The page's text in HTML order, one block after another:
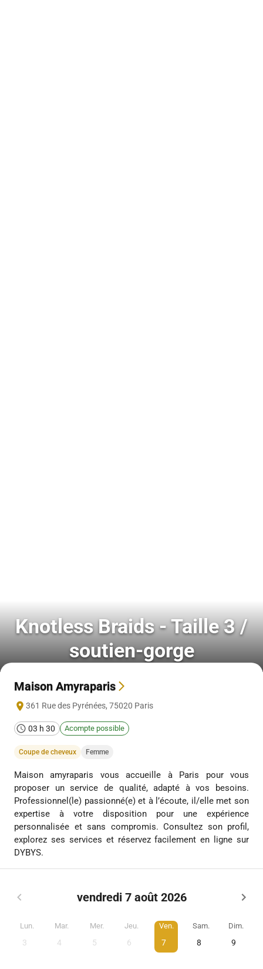
Knotless Braids - Taille 3 /
soutien-gorge
Maison Amyraparis
361 Rue des Pyrénées, 75020 Paris
03 h 30 Acompte possible
Coupe de cheveux Femme
Maison amyraparis vous accueille à Paris pour vous
proposer un service de qualité, adapté à vos besoins.
Professionnel(le) passionné(e) et à l’écoute, il/elle met son
expertise à votre disposition pour une expérience
personnalisée et sans compromis. Consultez son profil,
explorez ses services et réservez facilement en ligne sur
DYBYS.
vendredi 7 août 2026
Lun.
3
Mar.
4
Mer.
5
Jeu.
6
Ven.
7
Sam.
8
Dim.
9